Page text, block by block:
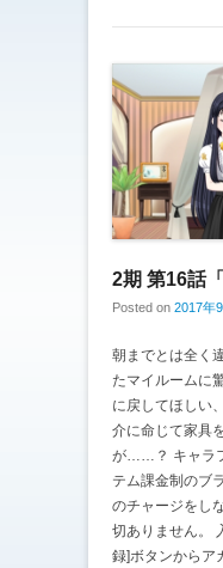
2期 第16話
Posted on 2017年
朝までとは全く
たマイルームに
に戻してほしい
介に命じて家具
が……？ キャラ
テム課金制のブ
のチャージをし
切ありません。
録]ボタンからア